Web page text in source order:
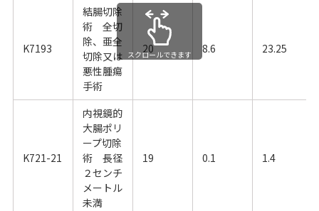
K7193
結腸切除
術 全切
除、亜全
切除又は
悪性腫瘍
手術
20 8.6 23.25
K721-21
内視鏡的
大腸ポリ
ープ切除
術 長径
２センチ
メートル
未満
19 0.1 1.4
スクロールできます